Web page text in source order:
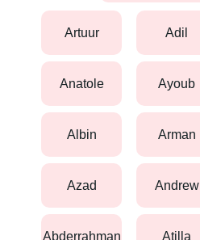
artuur adil
anatole ayoub
albin arman
azad andrew
abderrahman atilla